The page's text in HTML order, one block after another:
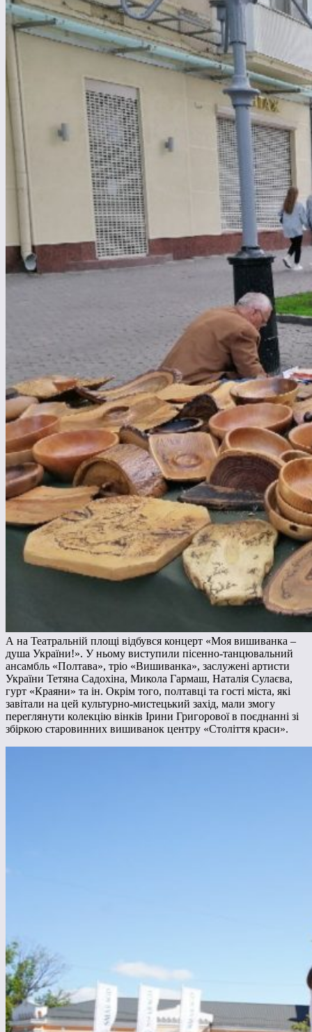
А на Театральній площі відбувся концерт «Моя вишиванка –
душа України!». У ньому виступили пісенно-танцювальний
ансамбль «Полтава», тріо «Вишиванка», заслужені артисти
України Тетяна Садохіна, Микола Гармаш, Наталія Сулаєва,
гурт «Краяни» та ін. Окрім того, полтавці та гості міста, які
завітали на цей культурно-мистецький захід, мали змогу
переглянути колекцію вінків Ірини Григорової в поєднанні зі
збіркою старовинних вишиванок центру «Століття краси».